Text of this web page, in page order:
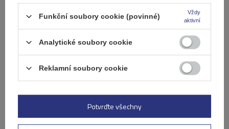
Základní nosič Atera Signo RTD 048522 (122 cm)
Funkční soubory cookie (povinné)
Vždy
aktivní
Analytické soubory cookie
Reklamní soubory cookie
Potvrďte všechny